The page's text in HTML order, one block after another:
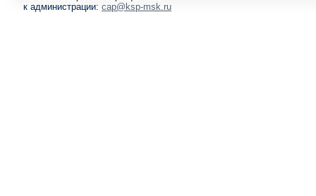
к администрации: cap@ksp-msk.ru